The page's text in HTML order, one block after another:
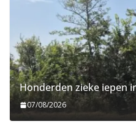
Honderden zieke iepen
07/08/2026